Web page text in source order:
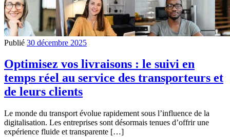
Publié 30 décembre 2025
Optimisez vos livraisons : le suivi en
temps réel au service des transporteurs et
de leurs clients
Le monde du transport évolue rapidement sous l’influence de la
digitalisation. Les entreprises sont désormais tenues d’offrir une
expérience fluide et transparente […]